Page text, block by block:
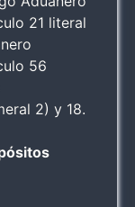
21 literal
56
2) y 18.